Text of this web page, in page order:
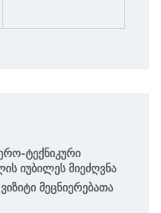
Ტექნიკური
Იუბილეს Მიეძღვნა
Მეცნიერებათა